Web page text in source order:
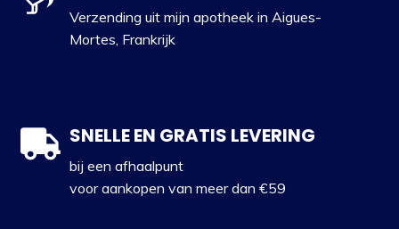
Verzending uit mijn apotheek in Aigues-
Mortes, Frankrijk
SNELLE EN GRATIS LEVERING
bij een afhaalpunt
voor aankopen van meer dan €59